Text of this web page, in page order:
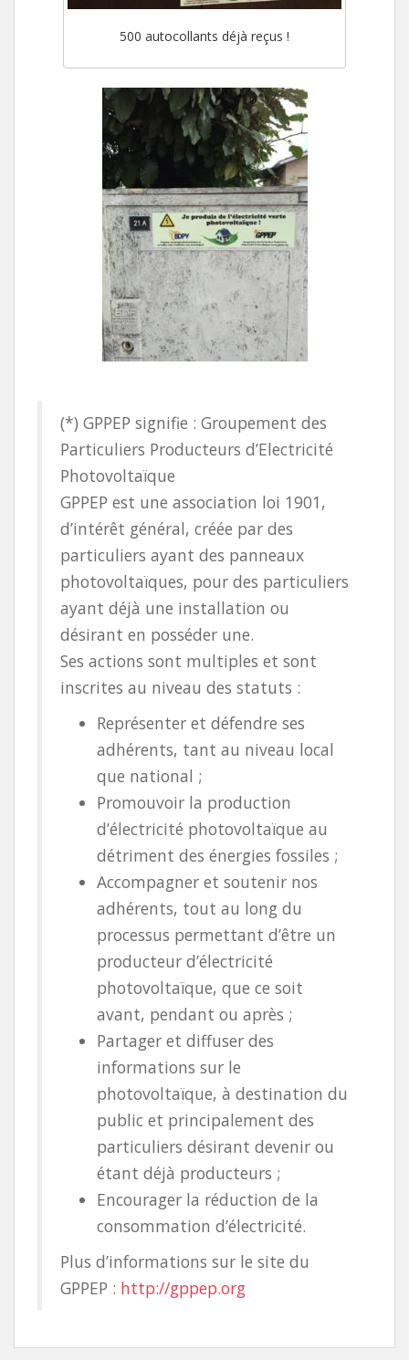
500 autocollants déjà reçus !
(*) GPPEP signifie : Groupement des
Particuliers Producteurs d’Electricité
Photovoltaïque
GPPEP est une association loi 1901,
d’intérêt général, créée par des
particuliers ayant des panneaux
photovoltaïques, pour des particuliers
ayant déjà une installation ou
désirant en posséder une.
Ses actions sont multiples et sont
inscrites au niveau des statuts :
Représenter et défendre ses
adhérents, tant au niveau local
que national ;
Promouvoir la production
d’électricité photovoltaïque au
détriment des énergies fossiles ;
Accompagner et soutenir nos
adhérents, tout au long du
processus permettant d’être un
producteur d’électricité
photovoltaïque, que ce soit
avant, pendant ou après ;
Partager et diffuser des
informations sur le
photovoltaïque, à destination du
public et principalement des
particuliers désirant devenir ou
étant déjà producteurs ;
Encourager la réduction de la
consommation d’électricité.
Plus d’informations sur le site du
GPPEP : http://gppep.org